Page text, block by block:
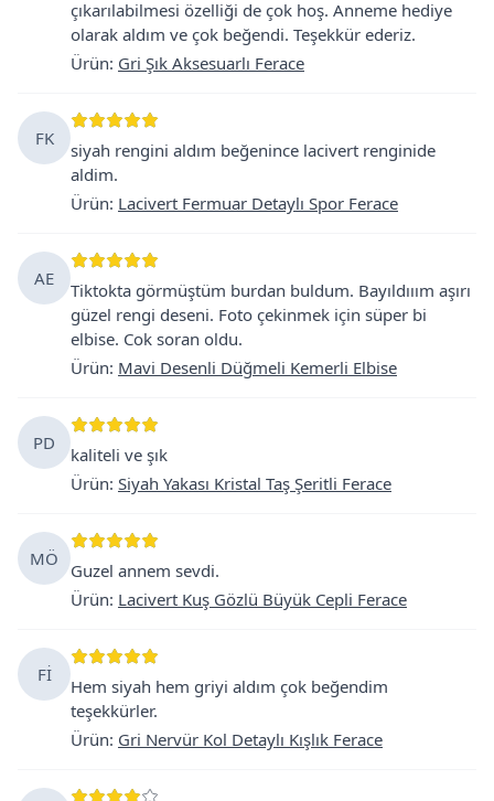
çıkarılabilmesi özelliği de çok hoş. Anneme hediye
olarak aldım ve çok beğendi. Teşekkür ederiz.
Ürün: Gri Şık Aksesuarlı Ferace
FK
siyah rengini aldım beğenince lacivert renginide
aldim.
Ürün: Lacivert Fermuar Detaylı Spor Ferace
AE
Tiktokta görmüştüm burdan buldum. Bayıldııım aşırı
güzel rengi deseni. Foto çekinmek için süper bi
elbise. Cok soran oldu.
Ürün: Mavi Desenli Düğmeli Kemerli Elbise
PD
kaliteli ve şık
Ürün: Siyah Yakası Kristal Taş Şeritli Ferace
MÖ
Guzel annem sevdi.
Ürün: Lacivert Kuş Gözlü Büyük Cepli Ferace
Fİ
Hem siyah hem griyi aldım çok beğendim
teşekkürler.
Ürün: Gri Nervür Kol Detaylı Kışlık Ferace